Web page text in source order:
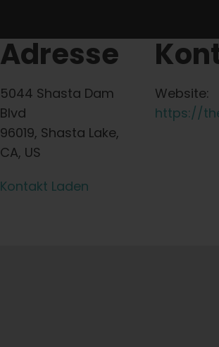
Adresse
5044 Shasta Dam
Blvd
96019, Shasta Lake,
CA, US
Website:
https://
Kontakt Laden